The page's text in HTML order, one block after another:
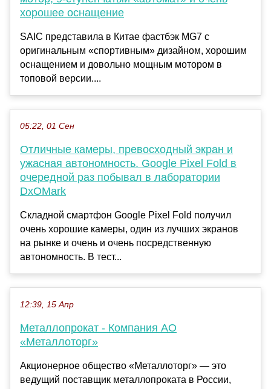
хорошее оснащение
SAIC представила в Китае фастбэк MG7 с
оригинальным «спортивным» дизайном, хорошим
оснащением и довольно мощным мотором в
топовой версии....
05:22, 01 Сен
Отличные камеры, превосходный экран и
ужасная автономность. Google Pixel Fold в
очередной раз побывал в лаборатории
DxOMark
Складной смартфон Google Pixel Fold получил
очень хорошие камеры, один из лучших экранов
на рынке и очень и очень посредственную
автономность. В тест...
12:39, 15 Апр
Металлопрокат - Компания АО
«Металлоторг»
Акционерное общество «Металлоторг» — это
ведущий поставщик металлопроката в России,